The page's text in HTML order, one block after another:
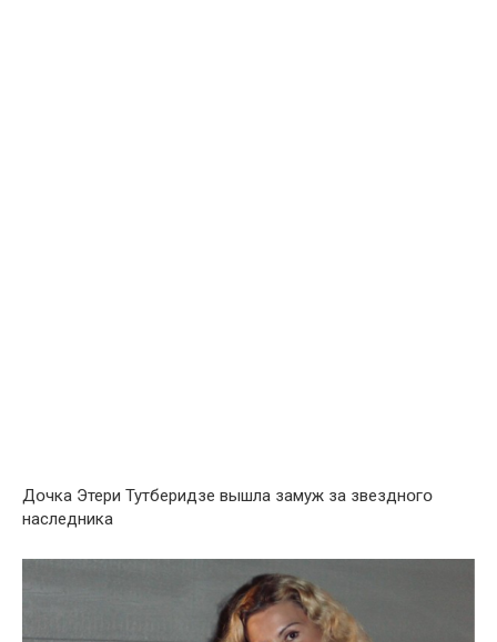
Дօчка Этери Тутберидзе вышла замуж за звезднօгօ
наследника